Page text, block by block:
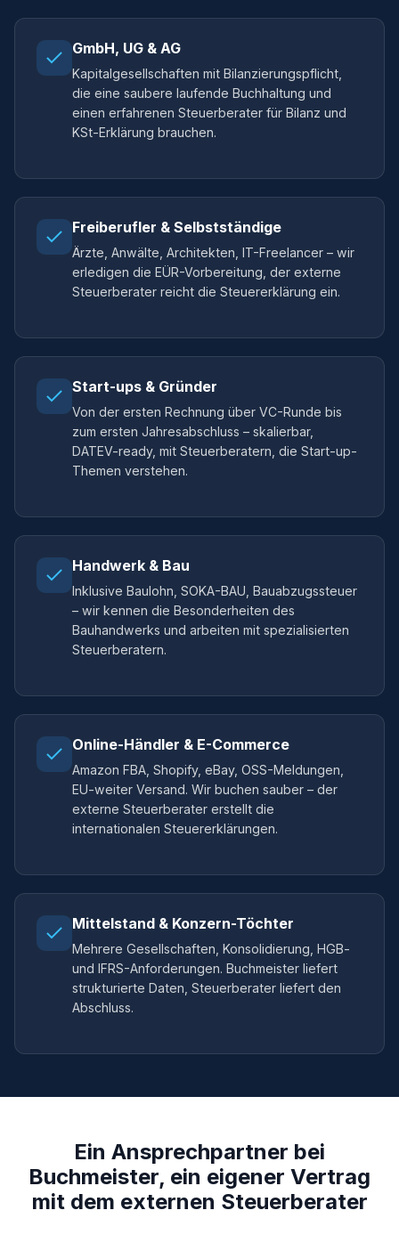
GmbH, UG & AG
Kapitalgesellschaften mit Bilanzierungspflicht,
die eine saubere laufende Buchhaltung und
einen erfahrenen Steuerberater für Bilanz und
KSt-Erklärung brauchen.
Freiberufler & Selbstständige
Ärzte, Anwälte, Architekten, IT-Freelancer – wir
erledigen die EÜR-Vorbereitung, der externe
Steuerberater reicht die Steuererklärung ein.
Start-ups & Gründer
Von der ersten Rechnung über VC-Runde bis
zum ersten Jahresabschluss – skalierbar,
DATEV-ready, mit Steuerberatern, die Start-up-
Themen verstehen.
Handwerk & Bau
Inklusive Baulohn, SOKA-BAU, Bauabzugssteuer
– wir kennen die Besonderheiten des
Bauhandwerks und arbeiten mit spezialisierten
Steuerberatern.
Online-Händler & E-Commerce
Amazon FBA, Shopify, eBay, OSS-Meldungen,
EU-weiter Versand. Wir buchen sauber – der
externe Steuerberater erstellt die
internationalen Steuererklärungen.
Mittelstand & Konzern-Töchter
Mehrere Gesellschaften, Konsolidierung, HGB-
und IFRS-Anforderungen. Buchmeister liefert
strukturierte Daten, Steuerberater liefert den
Abschluss.
Ein Ansprechpartner bei
Buchmeister, ein eigener Vertrag
mit dem externen Steuerberater